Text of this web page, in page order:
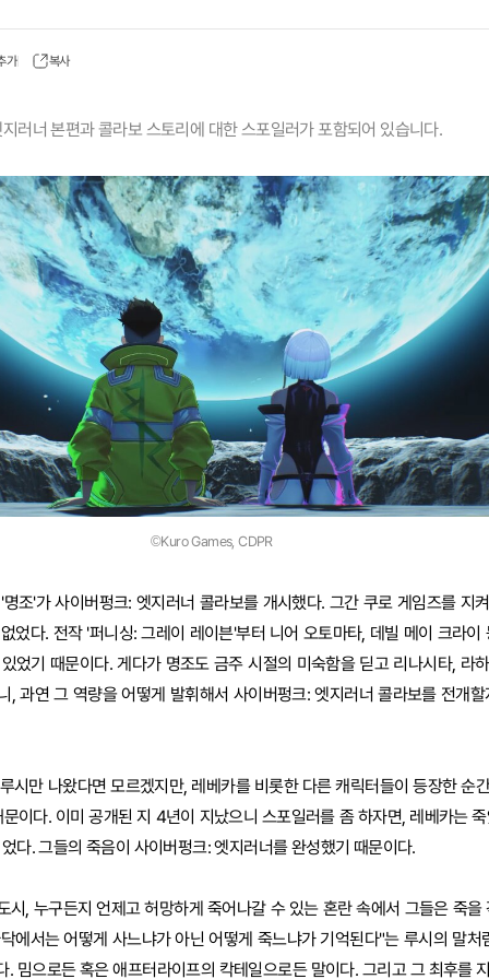
가 복사
러너 본편과 콜라보 스토리에 대한 스포일러가 포함되어 있습니다.
©Kuro Games, CDPR
조'가 사이버펑크: 엣지러너 콜라보를 개시했다. 그간 쿠로 게임즈를 지
었다. 전작 '퍼니싱: 그레이 레이븐'부터 니어 오토마타, 데빌 메이 크라이
었기 때문이다. 게다가 명조도 금주 시절의 미숙함을 딛고 리나시타, 라
, 과연 그 역량을 어떻게 발휘해서 사이버펑크: 엣지러너 콜라보를 전개
시만 나왔다면 모르겠지만, 레베카를 비롯한 다른 캐릭터들이 등장한 순
이다. 이미 공개된 지 4년이 지났으니 스포일러를 좀 하자면, 레베카는
다. 그들의 죽음이 사이버펑크: 엣지러너를 완성했기 때문이다.
시, 누구든지 언제고 허망하게 죽어나갈 수 있는 혼란 속에서 그들은 죽을
에서는 어떻게 사느냐가 아닌 어떻게 죽느냐가 기억된다"는 루시의 말처
. 밈으로든 혹은 애프터라이프의 칵테일으로든 말이다. 그리고 그 최후를